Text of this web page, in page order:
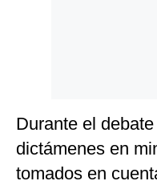
Durante el
dictámenes en
tomados en